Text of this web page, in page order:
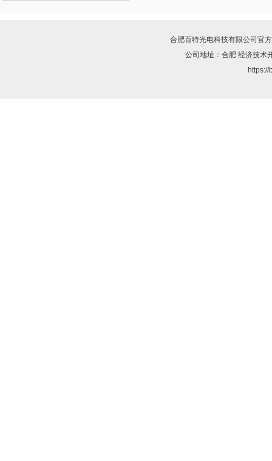
合肥百特光电科技有限公司 官
公司地址：合肥 经济技术